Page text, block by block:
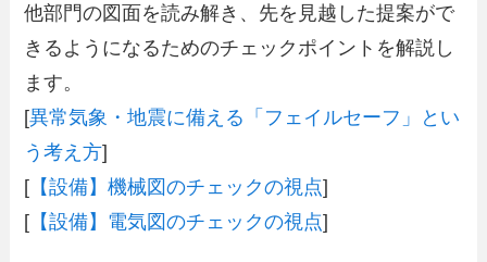
他部門の図面を読み解き、先を見越した提案がで
きるようになるためのチェックポイントを解説し
ます。
[異常気象・地震に備える「フェイルセーフ」とい
う考え方]
[ 【設備】機械図のチェックの視点]
[ 【設備】電気図のチェックの視点]